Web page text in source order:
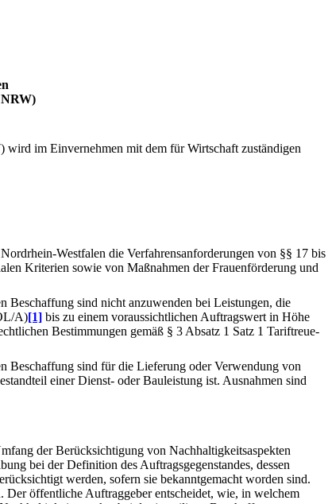
wird im Einvernehmen mit dem für Wirtschaft zuständigen
Westfalen die Verfahrensanforderungen von §§ 17 bis
Kriterien sowie von Maßnahmen der Frauenförderung und
Beschaffung sind nicht anzuwenden bei Leistungen, die
A)[1] bis zu einem voraussichtlichen Auftragswert in Höhe
Bestimmungen gemäß § 3 Absatz 1 Satz 1 Tariftreue-
Beschaffung sind für die Lieferung oder Verwendung von
einer Dienst- oder Bauleistung ist. Ausnahmen sind
der Berücksichtigung von Nachhaltigkeitsaspekten
bei der Definition des Auftragsgegenstandes, dessen
werden, sofern sie bekanntgemacht worden sind.
öffentliche Auftraggeber entscheidet, wie, in welchem